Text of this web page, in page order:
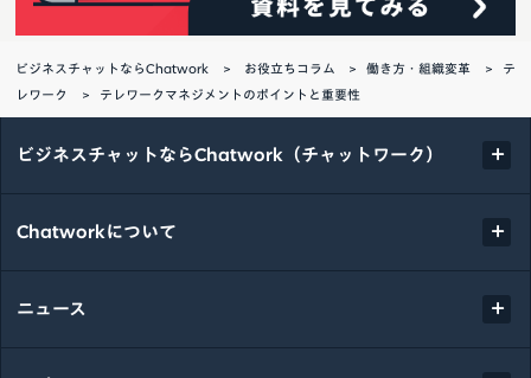
ビジネスチャットならChatwork お役立ちコラム 働き方・組織変革
テ
レワーク
テレワークマネジメントのポイントと重要性
ビジネスチャットならChatwork（チャットワーク）
Chatworkについて
ニュース